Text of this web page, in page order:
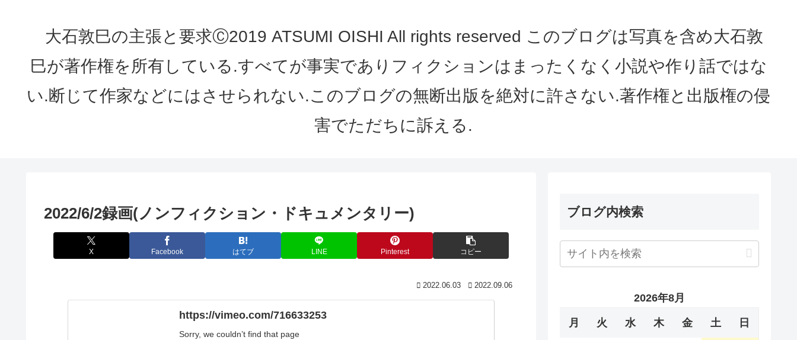
大石敦巳の主張と要求Ⓒ2019 ATSUMI OISHI All rights reserved このブログは写真を含め大石敦
巳が著作権を所有している.すべてが事実でありフィクションはまったくなく小説や作り話ではな
い.断じて作家などにはさせられない.このブログの無断出版を絶対に許さない.著作権と出版権の侵
害でただちに訴える.
2022/6/2録画(ノンフィクション・ドキュメンタリー)
X Facebook はてブ LINE Pinterest コピー
2022.06.03 2022.09.06
https://vimeo.com/716633253
Sorry, we couldn’t find that page
ブログ内検索
2026年8月
月 火 水 木 金 土 日